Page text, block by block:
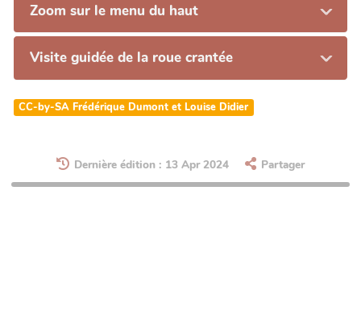
Zoom sur le menu du haut
Visite guidée de la roue crantée
CC-by-SA Frédérique Dumont et Louise Didier
Dernière édition : 13 Apr 2024 Partager